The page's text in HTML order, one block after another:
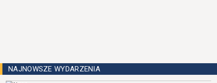
NAJNOWSZE WYDARZENIA